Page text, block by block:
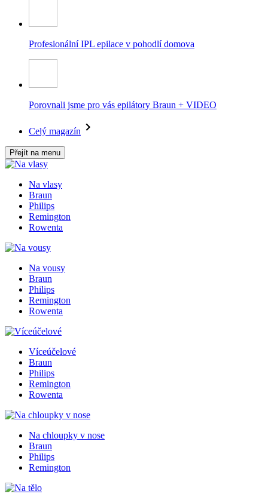
Profesionální IPL epilace v pohodlí domova
Porovnali jsme pro vás epilátory Braun + VIDEO
Celý magazín
Přejít na menu
Na vlasy
Braun
Philips
Remington
Rowenta
Na vousy
Braun
Philips
Remington
Rowenta
Víceúčelové
Braun
Philips
Remington
Rowenta
Na chloupky v nose
Braun
Philips
Remington